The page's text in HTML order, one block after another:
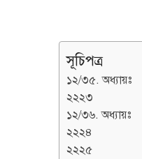
সূচিপত্র
১২/৩৫. অধ্যায়ঃ
২২২৩
১২/৩৬. অধ্যায়ঃ
২২২৪
২২২৫